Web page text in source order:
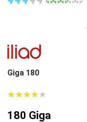
Giga 180
★★★★★
★★★★★
180 Giga